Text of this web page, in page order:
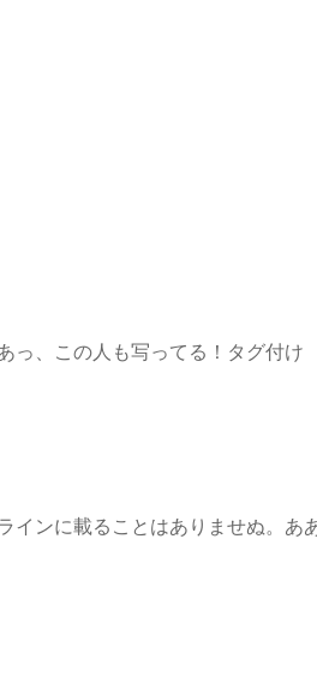
っ、この人も写ってる！タグ付け
ンに載ることはありませぬ。ああ